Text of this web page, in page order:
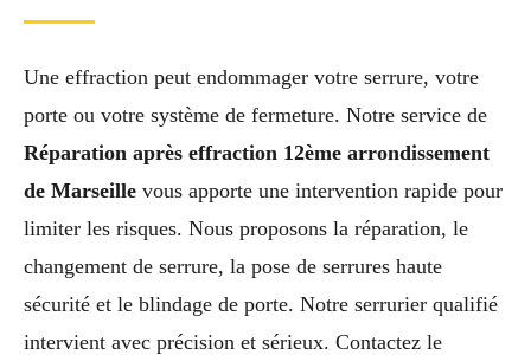
Une effraction peut endommager votre serrure, votre
porte ou votre système de fermeture. Notre service de
Réparation après effraction 12ème arrondissement
de Marseille vous apporte une intervention rapide pour
limiter les risques. Nous proposons la réparation, le
changement de serrure, la pose de serrures haute
sécurité et le blindage de porte. Notre serrurier qualifié
intervient avec précision et sérieux. Contactez le